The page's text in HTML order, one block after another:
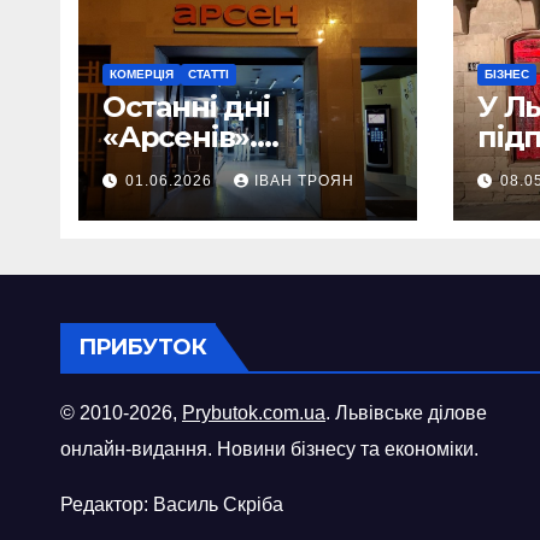
КОМЕРЦІЯ СТАТТІ
Останні дні
«Арсенів».
Фоторепортаж
01.06.2026 ІВАН ТРОЯН
БІЗНЕС
У
ПРИБУТОК
© 2010-2026, Prybutok.com.ua. Львівське ділове
онлайн-видання. Новини бізнесу та економіки.
Редактор: Василь Скріба